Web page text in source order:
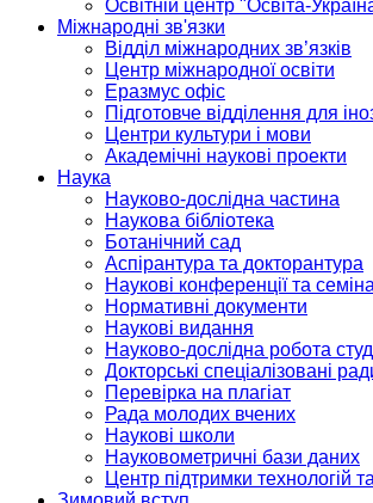
Освітній центр "Освіта-
Міжнародні зв'язки
Відділ міжнародних зв’язків
Центр міжнародної освіти
Еразмус офіс
Підготовче відділення для
Центри культури і мови
Академічні наукові проекти
Наука
Науково-дослідна частина
Наукова бібліотека
Ботанічний сад
Аспірантура та докторантура
Наукові конференції та
Нормативні документи
Наукові видання
Науково-дослідна робота
Докторські спеціалізовані
Перевірка на плагіат
Рада молодих вчених
Наукові школи
Науковометричні бази даних
Центр підтримки технологій